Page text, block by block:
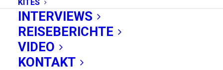
KITES
INTERVIEWS
REISEBERICHTE
VIDEO
KONTAKT
TU Berlin